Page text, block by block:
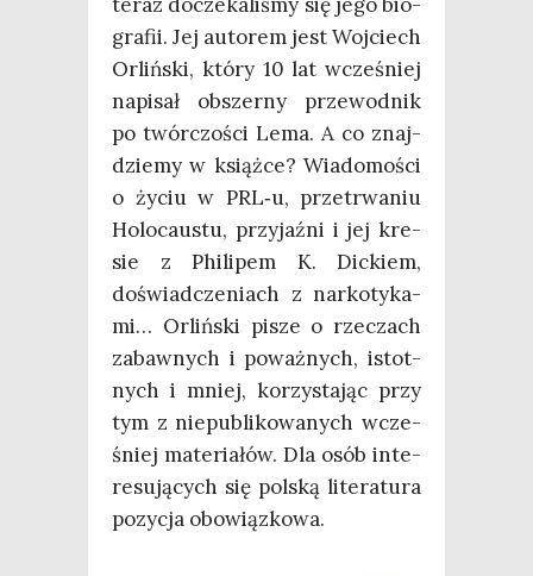
gra­fii. Jej auto­rem jest Woj­ciech
Orliń­ski, któ­ry 10 lat wcze­śniej
napi­sał obszer­ny prze­wod­nik
po twór­czo­ści Lema. A co znaj­
dzie­my w książ­ce? Wia­do­mo­ści
o życiu w PRL‑u, prze­trwa­niu
Holo­cau­stu, przy­jaź­ni i jej kre­
sie z Phi­li­pem K. Dic­kiem,
doświad­cze­niach z nar­ko­ty­ka­
mi… Orliń­ski pisze o rze­czach
zabaw­nych i poważ­nych, istot­
nych i mniej, korzy­sta­jąc przy
tym z nie­pu­bli­ko­wa­nych wcze­
śniej mate­ria­łów. Dla osób inte­
re­su­ją­cych się pol­ską lite­ra­tu­ra
pozy­cja obowiązkowa.